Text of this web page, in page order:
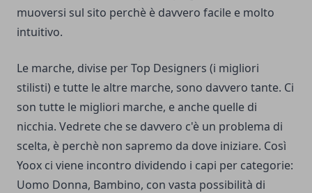
muoversi sul sito perchè è davvero facile e molto
intuitivo.
Le marche, divise per Top Designers (i migliori
stilisti) e tutte le altre marche, sono davvero tante. Ci
son tutte le migliori marche, e anche quelle di
nicchia. Vedrete che se davvero c'è un problema di
scelta, è perchè non sapremo da dove iniziare. Così
Yoox ci viene incontro dividendo i capi per categorie:
Uomo Donna, Bambino, con vasta possibilità di